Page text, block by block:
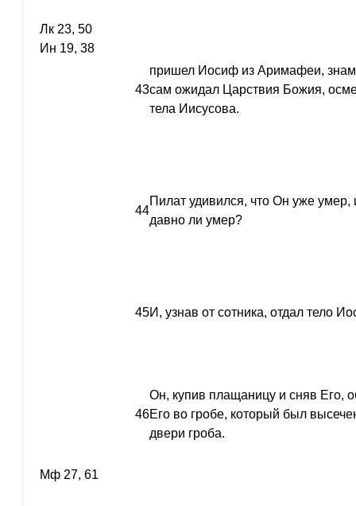
Лк 23, 50
Ин 19, 38
43
пришел Иосиф из Аримафеи,
сам ожидал Царствия Божия,
тела Иисусова.
44
Пилат удивился, что Он уже умер,
давно ли умер?
45И, узнав от сотника, отдал тело
46
Он, купив плащаницу и сняв Его,
Его во гробе, который был
двери гроба.
Мф 27, 61